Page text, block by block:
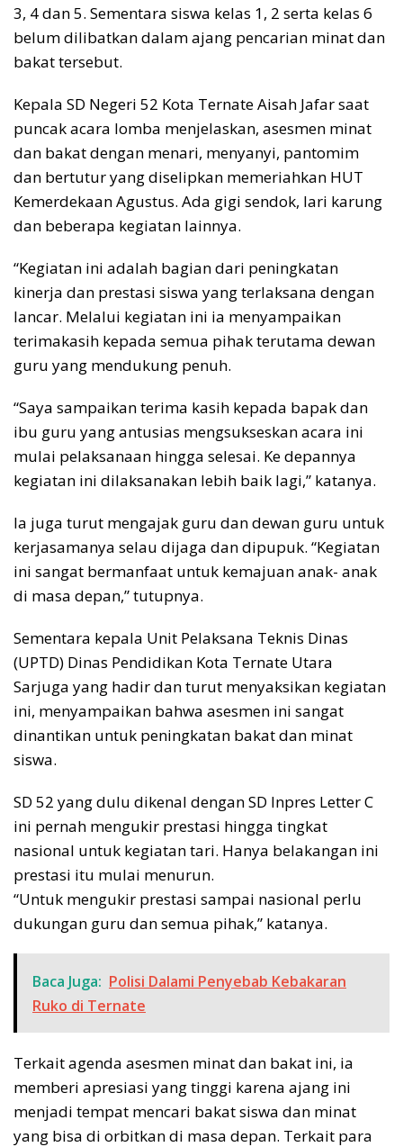
3, 4 dan 5. Sementara siswa kelas 1, 2 serta kelas 6
belum dilibatkan dalam ajang pencarian minat dan
bakat tersebut.
Kepala SD Negeri 52 Kota Ternate Aisah Jafar saat
puncak acara lomba menjelaskan, asesmen minat
dan bakat dengan menari, menyanyi, pantomim
dan bertutur yang diselipkan memeriahkan HUT
Kemerdekaan Agustus. Ada gigi sendok, lari karung
dan beberapa kegiatan lainnya.
“Kegiatan ini adalah bagian dari peningkatan
kinerja dan prestasi siswa yang terlaksana dengan
lancar. Melalui kegiatan ini ia menyampaikan
terimakasih kepada semua pihak terutama dewan
guru yang mendukung penuh.
“Saya sampaikan terima kasih kepada bapak dan
ibu guru yang antusias mengsukseskan acara ini
mulai pelaksanaan hingga selesai. Ke depannya
kegiatan ini dilaksanakan lebih baik lagi,” katanya.
Ia juga turut mengajak guru dan dewan guru untuk
kerjasamanya selau dijaga dan dipupuk. “Kegiatan
ini sangat bermanfaat untuk kemajuan anak- anak
di masa depan,” tutupnya.
Sementara kepala Unit Pelaksana Teknis Dinas
(UPTD) Dinas Pendidikan Kota Ternate Utara
Sarjuga yang hadir dan turut menyaksikan kegiatan
ini, menyampaikan bahwa asesmen ini sangat
dinantikan untuk peningkatan bakat dan minat
siswa.
SD 52 yang dulu dikenal dengan SD Inpres Letter C
ini pernah mengukir prestasi hingga tingkat
nasional untuk kegiatan tari. Hanya belakangan ini
prestasi itu mulai menurun.
“Untuk mengukir prestasi sampai nasional perlu
dukungan guru dan semua pihak,” katanya.
Baca Juga: Polisi Dalami Penyebab Kebakaran
Ruko di Ternate
Terkait agenda asesmen minat dan bakat ini, ia
memberi apresiasi yang tinggi karena ajang ini
menjadi tempat mencari bakat siswa dan minat
yang bisa di orbitkan di masa depan. Terkait para